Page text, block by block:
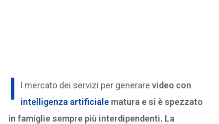
I l mercato dei servizi per generare video con
intelligenza artificiale matura e si è spezzato
in famiglie sempre più interdipendenti. La